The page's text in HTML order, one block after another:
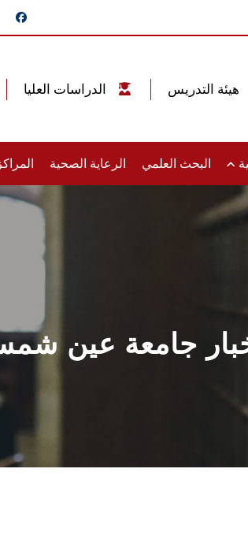
البحث العلمي الرعاية الصحية
جامعة عين